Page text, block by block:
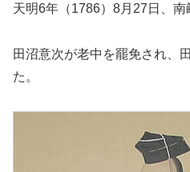
天明6年（1786）8月27日、南
田沼意次が老中を罷免され、
た。